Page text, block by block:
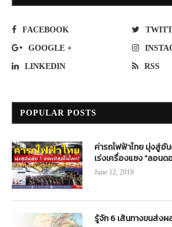
FACEBOOK
GOOGLE +
LINKEDIN RSS
POPULAR POSTS
ค่ารถไฟฟ้าไทย มุ่งสู่อั
เร่งเครื่องแซง “ลอน
June 12, 2019
รู้จัก 6 เส้นทางขนส่งผ